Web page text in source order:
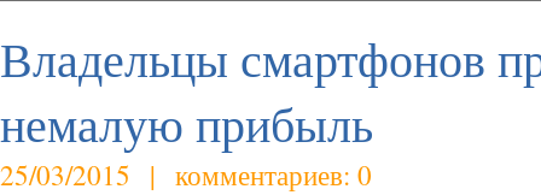
Владельцы смартфонов
немалую прибыль
25/03/2015 | комментариев: 0